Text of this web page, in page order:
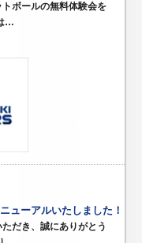
ボールの無料体験会を
…
ューアルいたしました！
だき、誠にありがとう